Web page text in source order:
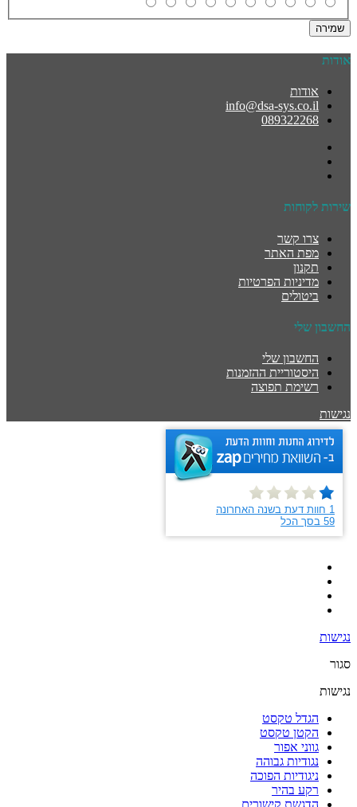
שמירה
אודות
אודות
info@dsa-sys.co.il
089322268
שירות לקוחות
צרו קשר
מפת האתר
תקנון
מדיניות הפרטיות
ביטולים
החשבון שלי
החשבון שלי
היסטוריית ההזמנות
רשימת תפוצה
נגישות
נגישות
סגור
נגישות
הגדל טקסט
הקטן טקסט
גווני אפור
נגודיות גבוהה
ניגודיות הפוכה
רקע בהיר